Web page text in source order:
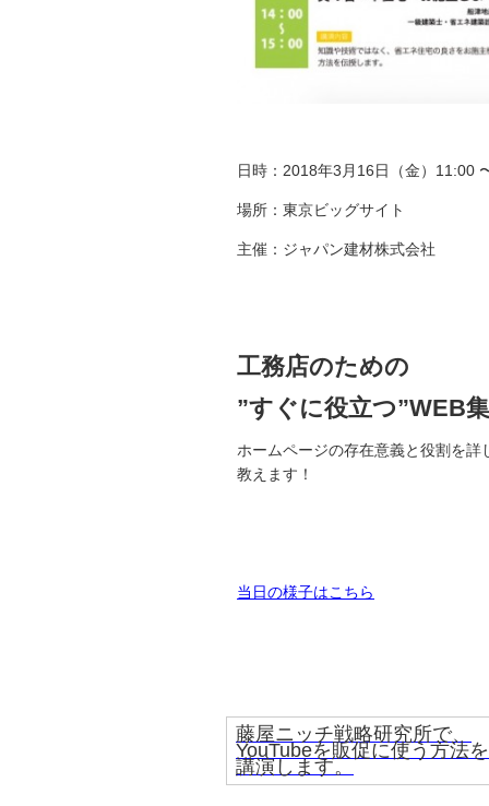
日時：2018年3月16日（金）11:00
場所：東京ビッグサイト
主催：ジャパン建材株式会社
工務店のための
”すぐに役立つ”WEB
ホームページの存在意義と役割を
教えます！
当日の様子はこちら
藤屋ニッチ戦略研究所で、
YouTubeを販促に使う方法を
講演します。